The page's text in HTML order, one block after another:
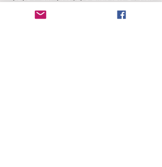
המקרה של איינשטיין רק מדגיש שזה קרה
לגדול מכולם ואף אחד אינו חסין. האופנה